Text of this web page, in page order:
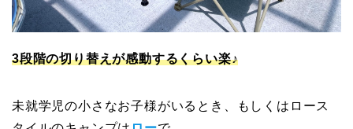
3段階の切り替えが感動するくらい楽♪
未就学児の小さなお子様がいるとき、もしくはロース